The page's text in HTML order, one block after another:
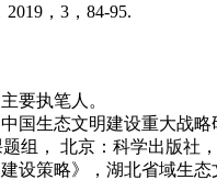
，3，84-95.
要执笔人。
国生态文明建设重大战
组， 北京：科学出版社，
策略》，湖北省域生